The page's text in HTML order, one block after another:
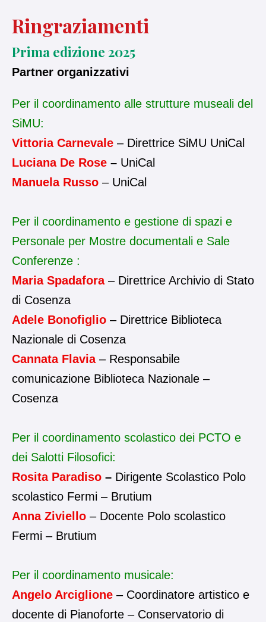
Ringraziamenti
Prima edizione 2025
Partner organizzativi
Per il coordinamento alle strutture museali del
SiMU:
Vittoria Carnevale – Direttrice SiMU UniCal
Luciana De Rose – UniCal
Manuela Russo – UniCal
Per il coordinamento e gestione di spazi e
Personale per Mostre documentali e Sale
Conferenze :
Maria Spadafora– Direttrice Archivio di Stato
di Cosenza
Adele Bonofiglio – Direttrice Biblioteca
Nazionale di Cosenza
Cannata Flavia– Responsabile
comunicazione Biblioteca Nazionale –
Cosenza
Per il coordinamento scolastico dei PCTO e
dei Salotti Filosofici:
Rosita Paradiso – Dirigente Scolastico Polo
scolastico Fermi – Brutium
Anna Ziviello – Docente Polo scolastico
Fermi – Brutium
Per il coordinamento musicale:
Angelo Arciglione – Coordinatore artistico e
docente di Pianoforte – Conservatorio di